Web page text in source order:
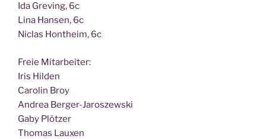
Ida Gre­ving, 6c
Lina Han­sen, 6c
Nic­las Hont­heim, 6c
Freie Mit­ar­bei­ter:
Iris Hilden
Caro­lin Broy
Andrea Berger-Jaroszewski
Gaby Plötzer
Tho­mas Lauxen